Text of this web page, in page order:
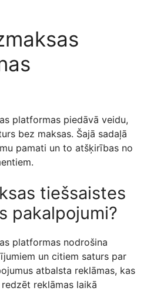
platformas piedāvā veidu,
bez maksas. Šajā sadaļā
pamati un to atšķirības no
tiešsaistes
pakalpojumi?
platformas nodrošina
un citiem saturs par
atbalsta reklāmas, kas
reklāmas laikā